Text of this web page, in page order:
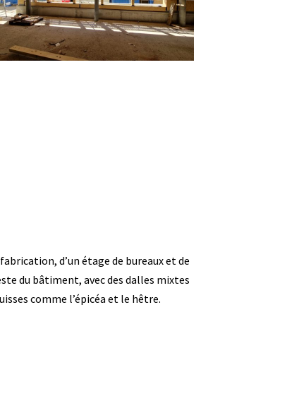
d’un étage de bureaux et de
du bâtiment, avec des dalles mixtes
comme l’épicéa et le hêtre.